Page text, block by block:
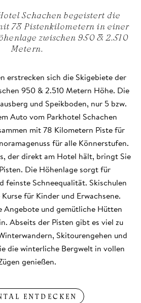
Schachen begeistert die
78 Pistenkilometern in einer
zwischen 950 & 2.510
Metern.
erstrecken sich die Skigebiete der
950 & 2.510 Metern Höhe. Die
und Speikboden, nur 5 bzw.
Auto vom Parkhotel Schachen
mit 78 Kilometern Piste für
für alle Könnerstufen.
der direkt am Hotel hält, bringt Sie
Die Höhenlage sorgt für
feinste Schneequalität. Skischulen
für Kinder und Erwachsene.
Angebote und gemütliche Hütten
Abseits der Pisten gibt es viel zu
Skitourengehen und
die winterliche Bergwelt in vollen
genießen.
ENTDECKEN